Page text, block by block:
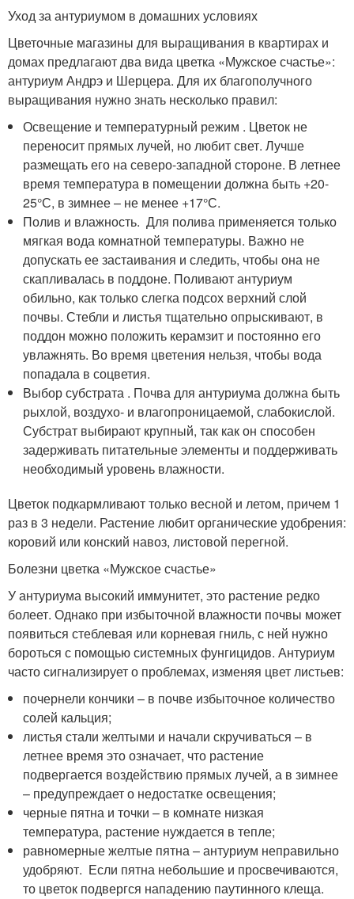
Уход за антуриумом в домашних условиях
Цветочные магазины для выращивания в квартирах и
домах предлагают два вида цветка «Мужское счастье»:
антуриум Андрэ и Шерцера. Для их благополучного
выращивания нужно знать несколько правил:
Освещение и температурный режим . Цветок не
переносит прямых лучей, но любит свет. Лучше
размещать его на северо-западной стороне. В летнее
время температура в помещении должна быть +20-
25°С, в зимнее – не менее +17°С.
Полив и влажность. Для полива применяется только
мягкая вода комнатной температуры. Важно не
допускать ее застаивания и следить, чтобы она не
скапливалась в поддоне. Поливают антуриум
обильно, как только слегка подсох верхний слой
почвы. Стебли и листья тщательно опрыскивают, в
поддон можно положить керамзит и постоянно его
увлажнять. Во время цветения нельзя, чтобы вода
попадала в соцветия.
Выбор субстрата . Почва для антуриума должна быть
рыхлой, воздухо- и влагопроницаемой, слабокислой.
Субстрат выбирают крупный, так как он способен
задерживать питательные элементы и поддерживать
необходимый уровень влажности.
Цветок подкармливают только весной и летом, причем 1
раз в 3 недели. Растение любит органические удобрения:
коровий или конский навоз, листовой перегной.
Болезни цветка «Мужское счастье»
У антуриума высокий иммунитет, это растение редко
болеет. Однако при избыточной влажности почвы может
появиться стеблевая или корневая гниль, с ней нужно
бороться с помощью системных фунгицидов. Антуриум
часто сигнализирует о проблемах, изменяя цвет листьев:
почернели кончики – в почве избыточное количество
солей кальция;
листья стали желтыми и начали скручиваться – в
летнее время это означает, что растение
подвергается воздействию прямых лучей, а в зимнее
– предупреждает о недостатке освещения;
черные пятна и точки – в комнате низкая
температура, растение нуждается в тепле;
равномерные желтые пятна – антуриум неправильно
удобряют. Если пятна небольшие и просвечиваются,
то цветок подвергся нападению паутинного клеща.